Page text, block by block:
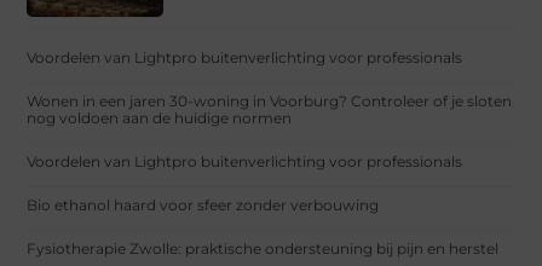
Voordelen van Lightpro buitenverlichting voor professionals
Wonen in een jaren 30-woning in Voorburg? Controleer of je sloten
nog voldoen aan de huidige normen
Voordelen van Lightpro buitenverlichting voor professionals
Bio ethanol haard voor sfeer zonder verbouwing
Fysiotherapie Zwolle: praktische ondersteuning bij pijn en herstel